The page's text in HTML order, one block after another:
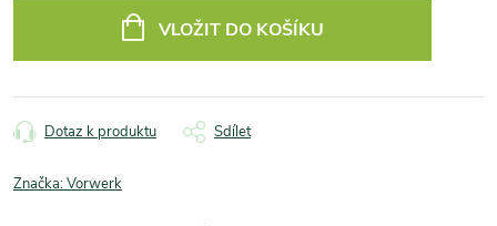
VLOŽIT DO KOŠÍKU
Dotaz k produktu Sdílet
Značka:Vorwerk